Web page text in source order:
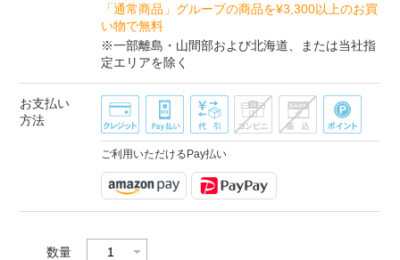
「通常商品」グループの商品を¥3,300以上のお買
い物で無料
※一部離島・山間部および北海道、または当社指
定エリアを除く
お支払い
方法
ご利用いただけるPay払い
数量